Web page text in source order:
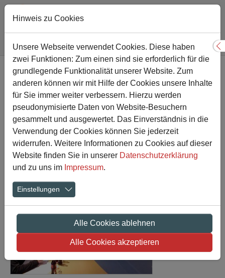
Zum Hauptinhalt springen
Sie sind hier:
Gesamtschule Nachricht
Praxisnah und professionell
– Bewerbungstraining
unserer 9er in der
Sparkasse
17.03.2019 Aktuelles
Hinweis zu Cookies
Unsere Webseite verwendet Cookies. Diese haben
zwei Funktionen: Zum einen sind sie erforderlich für die
grundlegende Funktionalität unserer Website. Zum
anderen können wir mit Hilfe der Cookies unsere Inhalte
für Sie immer weiter verbessern. Hierzu werden
pseudonymisierte Daten von Website-Besuchern
gesammelt und ausgewertet. Das Einverständnis in die
Verwendung der Cookies können Sie jederzeit
widerrufen. Weitere Informationen zu Cookies auf dieser
Website finden Sie in unserer Datenschutzerklärung
und zu uns im Impressum.
Einstellungen
Alle Cookies ablehnen
Alle Cookies akzeptieren